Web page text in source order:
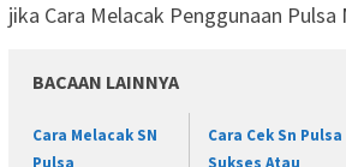
jika Cara Melacak Penggunaan Pulsa
BACAAN LAINNYA
Cara Melacak SN
Cara Cek Sn Pulsa